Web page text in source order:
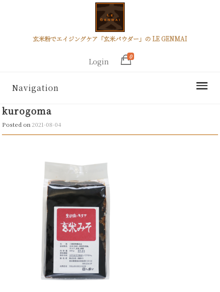
玄米粉でエイジングケア「玄米パウダー」の LE GENMAI
Login
0
Navigation
kurogoma
Posted on2021-08-04